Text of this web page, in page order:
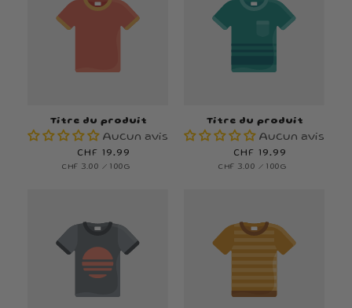
Titre du produit
Aucun avis
Prix
habituel
CHF 19.99
PRIX
CHF 3.00 / PAR
100G
Titre du produit
Aucun avis
Prix
habituel
CHF 19.99
PRIX
CHF 3.00 / PAR
100G